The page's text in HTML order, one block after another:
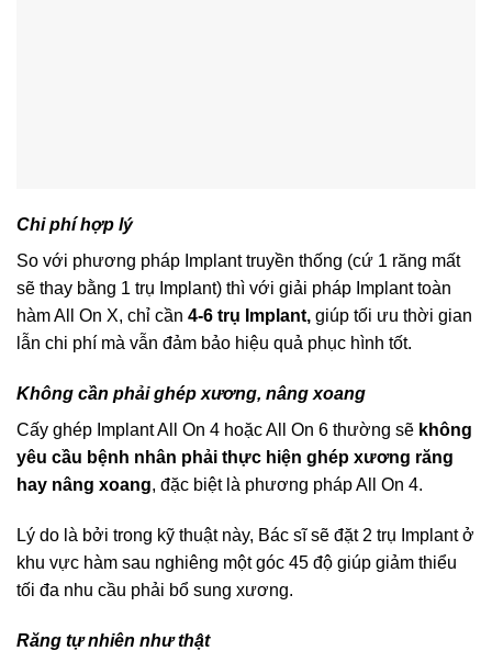
Chi phí hợp lý
So với phương pháp Implant truyền thống (cứ 1 răng mất
sẽ thay bằng 1 trụ Implant) thì với giải pháp Implant toàn
hàm All On X, chỉ cần 4-6 trụ Implant, giúp tối ưu thời gian
lẫn chi phí mà vẫn đảm bảo hiệu quả phục hình tốt.
Không cần phải ghép xương, nâng xoang
Cấy ghép Implant All On 4 hoặc All On 6 thường sẽ không
yêu cầu bệnh nhân phải thực hiện ghép xương răng
hay nâng xoang, đặc biệt là phương pháp All On 4.
Lý do là bởi trong kỹ thuật này, Bác sĩ sẽ đặt 2 trụ Implant ở
khu vực hàm sau nghiêng một góc 45 độ giúp giảm thiểu
tối đa nhu cầu phải bổ sung xương.
Răng tự nhiên như thật